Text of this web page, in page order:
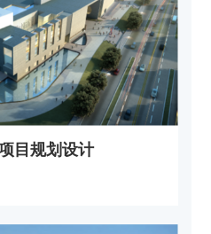
目规划设计